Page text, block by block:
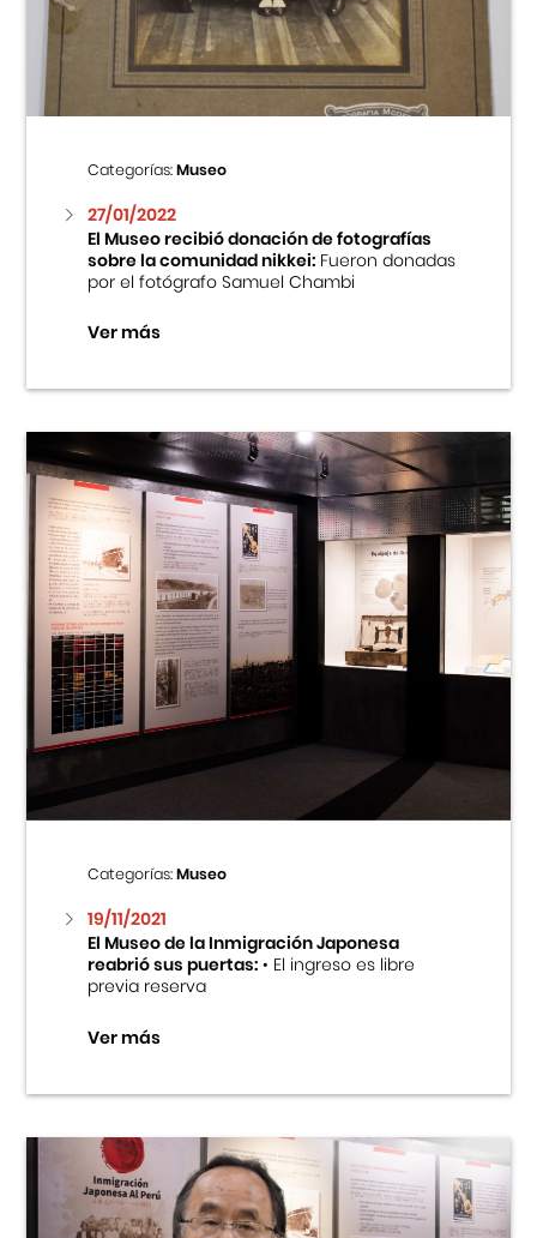
Centro Cultural Peruano Japonés
Museo de la Inmigración Japonesa
Fondo Editorial
Teatro Peruano Japonés
Categorías:Museo
27/01/2022
El Museo recibió donación de fotografías
sobre la comunidad nikkei:Fueron donadas
por el fotógrafo Samuel Chambi
Ver más
Categorías:Museo
19/11/2021
El Museo de la Inmigración Japonesa
reabrió sus puertas:• El ingreso es libre
previa reserva
Ver más